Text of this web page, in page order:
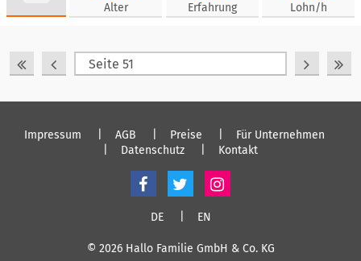
Alter
Erfahrung
Lohn/h
Impressum AGB Preise
Für Unternehmen
Datenschutz
Kontakt
DE EN
© 2026 Hallo Familie GmbH & Co. KG